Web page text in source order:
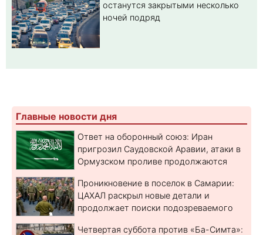
останутся закрытыми несколько
ночей подряд
Главные новости дня
Ответ на оборонный союз: Иран
пригрозил Саудовской Аравии, атаки в
Ормузском проливе продолжаются
Проникновение в поселок в Самарии:
ЦАХАЛ раскрыл новые детали и
продолжает поиски подозреваемого
Четвертая суббота против «Ба-Симта»: